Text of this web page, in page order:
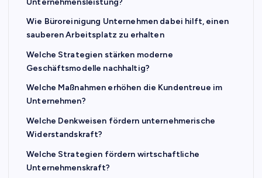
Wie Büroreinigung Unternehmen dabei hilft, einen
sauberen Arbeitsplatz zu erhalten
Welche Strategien stärken moderne
Geschäftsmodelle nachhaltig?
Welche Maßnahmen erhöhen die Kundentreue im
Unternehmen?
Welche Denkweisen fördern unternehmerische
Widerstandskraft?
Welche Strategien fördern wirtschaftliche
Unternehmenskraft?